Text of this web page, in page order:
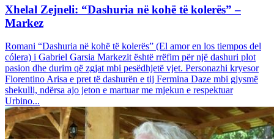
Xhelal Zejneli: “Dashuria në kohë të kolerës” –
Markez
Romani “Dashuria në kohë të kolerës” (El amor en los tiempos del
cólera) i Gabriel Garsia Markezit është rrëfim për një dashuri plot
pasion dhe durim që zgjat mbi pesëdhjetë vjet. Personazhi kryesor
Florentino Arisa e pret të dashurën e tij Fermina Daze mbi gjysmë
shekulli, ndërsa ajo jeton e martuar me mjekun e respektuar
Urbino...